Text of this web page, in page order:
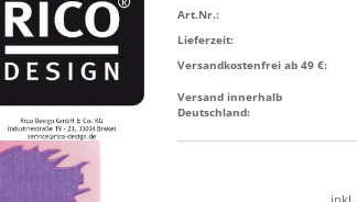
Art.Nr.:
Lieferzeit:
Versandkostenfrei ab 49 €:
Versand innerhalb
Deutschland: